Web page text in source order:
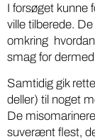
I forsøget kunne
ville tilberede.
omkring
smag for
Samtidig gik
deller) til noget
De
suverænt flest,